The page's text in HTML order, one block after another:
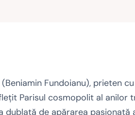
Fundoianu), prieten
Parisul cosmopolit al anilor
de apărarea